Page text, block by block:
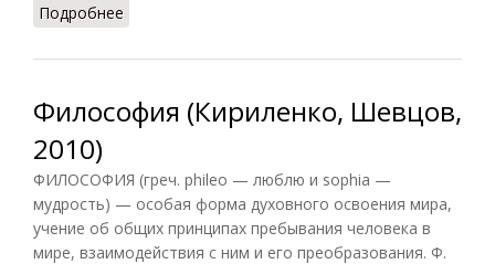
Подробнее
Философия (Кириленко, Шевцов,
2010)
ФИЛОСОФИЯ (греч. phileo — люблю и sophia —
мудрость) — особая форма духовного освоения мира,
учение об общих принципах пребывания человека в
мире, взаимодействия с ним и его преобразования. Ф.